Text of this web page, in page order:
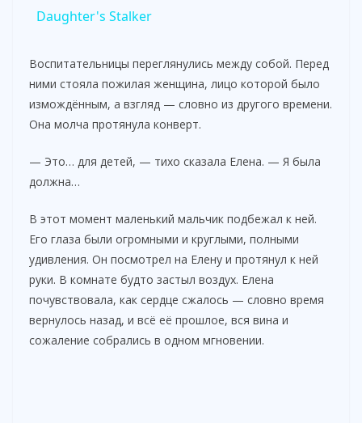
y
V
i
d
e
o
Daughter's Stalker
Воспитательницы переглянулись между собой. Перед
ними стояла пожилая женщина, лицо которой было
измождённым, а взгляд — словно из другого времени.
Она молча протянула конверт.
— Это… для детей, — тихо сказала Елена. — Я была
должна…
В этот момент маленький мальчик подбежал к ней.
Его глаза были огромными и круглыми, полными
удивления. Он посмотрел на Елену и протянул к ней
руки. В комнате будто застыл воздух. Елена
почувствовала, как сердце сжалось — словно время
вернулось назад, и всё её прошлое, вся вина и
сожаление собрались в одном мгновении.